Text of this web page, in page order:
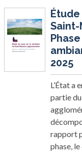
Étude de zone sur le territoire de
2025
L’État a
partie
rapport
phase,